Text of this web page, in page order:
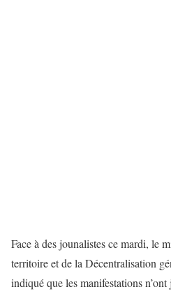
Face à des jounalistes ce mardi, le
territoire et de la Décentralisation
indiqué que les manifestations